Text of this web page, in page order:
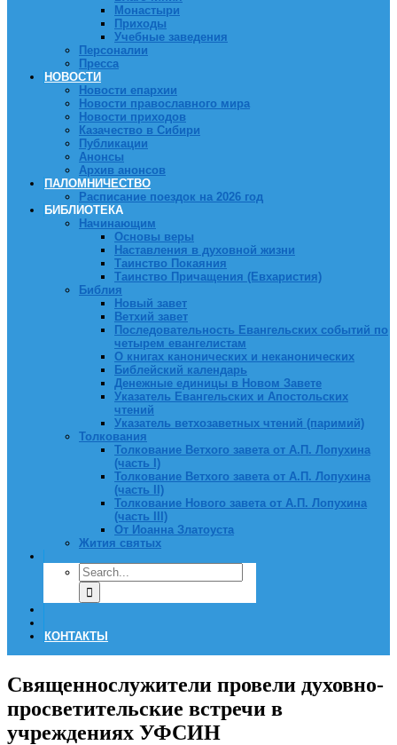
Монастыри
Приходы
Учебные заведения
Персоналии
Пресса
НОВОСТИ
Новости епархии
Новости православного мира
Новости приходов
Казачество в Сибири
Публикации
Анонсы
Архив анонсов
ПАЛОМНИЧЕСТВО
Расписание поездок на 2026 год
БИБЛИОТЕКА
Начинающим
Основы веры
Наставления в духовной жизни
Таинство Покаяния
Таинство Причащения (Евхаристия)
Библия
Новый завет
Ветхий завет
Последовательность Евангельских событий по
четырем евангелистам
О книгах канонических и неканонических
Библейский календарь
Денежные единицы в Новом Завете
Указатель Евангельских и Апостольских
чтений
Указатель ветхозаветных чтений (паримий)
Толкования
Толкование Ветхого завета от А.П. Лопухина
(часть I)
Толкование Ветхого завета от А.П. Лопухина
(часть II)
Толкование Нового завета от А.П. Лопухина
(часть III)
От Иоанна Златоуста
Жития святых
КОНТАКТЫ
Священнослужители провели духовно-
просветительские встречи в
учреждениях УФСИН